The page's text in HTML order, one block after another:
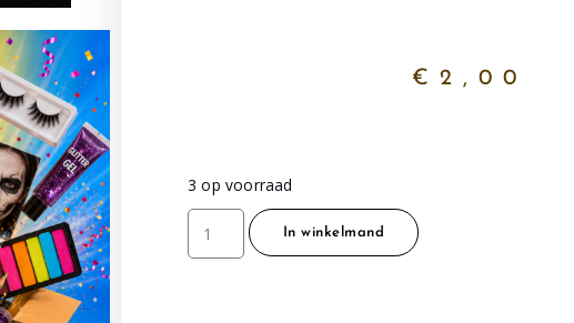
€ 2,00
3 op voorraad
In winkelmand